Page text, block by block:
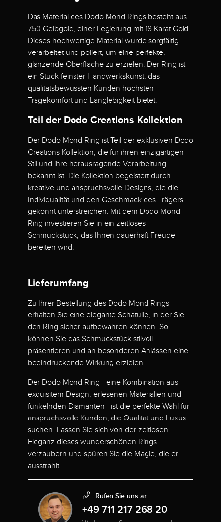
Das Material des Dodo Mond Rings besteht aus
750 Gelbgold, einer Legierung mit 18 Karat Gold.
Dieses hochwertige Material wurde sorgfältig
verarbeitet und poliert, um eine perfekte,
glänzende Oberfläche zu erzielen. Der Ring ist
ein Stück feinster Handwerkskunst, das
qualitätsbewussten Kunden höchsten
Tragekomfort und Langlebigkeit bietet.
Teil der Dodo Creations Kollektion
Der Dodo Mond Ring ist Teil der exklusiven Dodo
Creations Kollektion, die für ihren einzigartigen
Stil und ihre herausragende Verarbeitung
bekannt ist. Die Kollektion begeistert durch
kreative und anspruchsvolle Designs, die die
Individualität und den Geschmack des Trägers
gekonnt unterstreichen. Mit dem Dodo Mond
Ring investieren Sie in ein zeitloses
Schmuckstück, das Ihnen dauerhaft Freude
bereiten wird.
Lieferumfang
Zu Ihrer Bestellung des Dodo Mond Rings
erhalten Sie eine elegante Schatulle, in der Sie
den Ring sicher aufbewahren können. So
können Sie das Schmuckstück stilvoll
präsentieren und an besonderen Anlässen eine
beeindruckende Wirkung erzielen.
Der Dodo Mond Ring - eine Kombination aus
exquisitem Design, erlesenen Materialien und
funkelnden Diamanten - ist die perfekte Wahl für
anspruchsvolle Kunden, die Qualität und Luxus
suchen. Lassen Sie sich von der zeitlosen
Eleganz dieses wunderschönen Rings
verzaubern und spüren Sie die Magie, die er
ausstrahlt.
Rufen Sie uns an:
+49 711 217 268 20